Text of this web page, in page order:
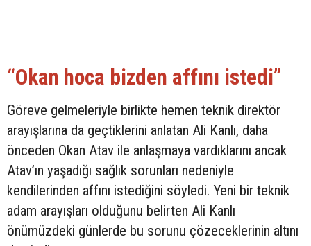
“Okan hoca bizden affını istedi”
Göreve gelmeleriyle birlikte hemen teknik direktör
arayışlarına da geçtiklerini anlatan Ali Kanlı, daha
önceden Okan Atav ile anlaşmaya vardıklarını ancak
Atav’ın yaşadığı sağlık sorunları nedeniyle
kendilerinden affını istediğini söyledi. Yeni bir teknik
adam arayışları olduğunu belirten Ali Kanlı
önümüzdeki günlerde bu sorunu çözeceklerinin altını